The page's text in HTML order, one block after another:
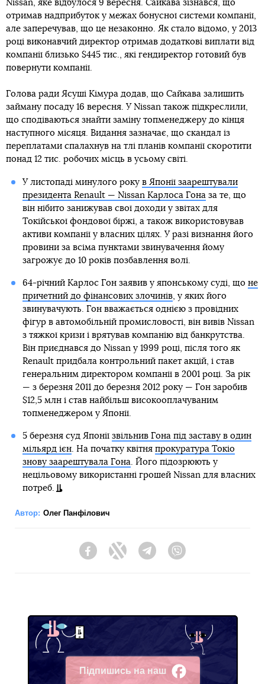
Nissan, яке відбулося 9 вересня. Сайкава зізнався, що
отримав надприбуток у межах бонусної системи компанії,
але заперечував, що це незаконно. Як стало відомо, у 2013
році виконавчий директор отримав додаткові виплати від
компанії близько $445 тис., які гендиректор готовий був
повернути компанії.
Голова ради Ясуші Кімура додав, що Сайкава залишить
займану посаду 16 вересня. У Nissan також підкреслили,
що сподіваються знайти заміну топменеджеру до кінця
наступного місяця. Видання зазначає, що скандал із
переплатами спалахнув на тлі планів компанії скоротити
понад 12 тис. робочих місць в усьому світі.
У листопаді минулого року в Японії заарештували
президента Renault — Nissan Карлоса Гона за те, що
він нібито занижував свої доходи у звітах для
Токійської фондової біржі, а також використовував
активи компанії у власних цілях. У разі визнання його
провини за всіма пунктами звинувачення йому
загрожує до 10 років позбавлення волі.
64-річний Карлос Гон заявив у японському суді, що не
причетний до фінансових злочинів, у яких його
звинувачують. Гон вважається однією з провідних
фігур в автомобільній промисловості, він вивів Nissan
з тяжкої кризи і врятував компанію від банкрутства.
Він приєднався до Nissan у 1999 році, після того як
Renault придбала контрольний пакет акцій, і став
генеральним директором компанії в 2001 році. За рік
— з березня 2011 до березня 2012 року — Гон заробив
$12,5 млн і став найбільш високооплачуваним
топменеджером у Японії.
5 березня суд Японії звільнив Гона під заставу в один
мільярд ієн. На початку квітня прокуратура Токіо
знову заарештувала Гона . Його підозрюють у
нецільовому використанні грошей Nissan для власних
потреб.
Автор: Олег Панфілович
FacebookTwitter Telegram
Підпишись на наш
Facebook